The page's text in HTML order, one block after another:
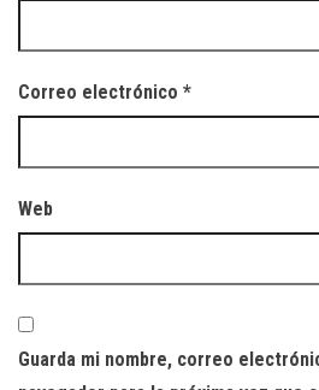
Correo electrónico *
Web
Guarda mi nombre, correo